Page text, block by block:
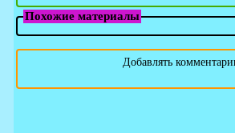
Похожие материалы
Добавлять